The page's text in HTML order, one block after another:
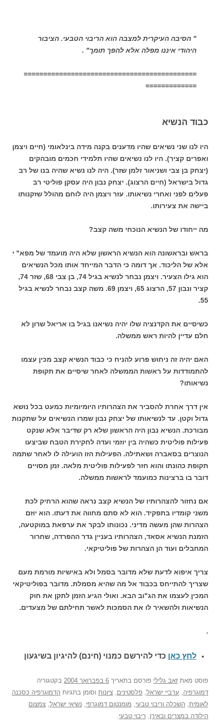
" הסיבה העיקרית למצבה הוא הריבוי הטבעי. הציבור
היהודי איננו מפלה אלא להפך תומך" .
============================================
=============
כבוד הנשיא
היו לנו שני נשיאים שהיו מדענים בקנה מידה בינלאומי (חיים ויצמן
ואפרים קציר). היו לנו נשיאים שהיו תלמידי חכמים מובהקים
(יצחק בן צבי ושניאור זלמן שזר). היה לנו נשיא שהיה בנו של רב
גדול בישראל (חיים הרצוג). יצחק נבון היה עסקן פוליטי רב
פעלים לפני ואחרי נשיאותו. עזר ויצמן היה לוחם מהולל שזקנותו
ביישה את צעירותו.
מה ייחודו של הנשיא הנוכחי משה קצב?
בראש ובראשונה הוא הנשיא הראשון שלא היה מועמד של מפא" י
אלא של הליכוד. אך דומה כי הדבר המייחד אותו מכל הנשיאים
הוא גילו הצעיר. ויצמן נבחר לנשיא בגיל 74, בן צבי 68, שזר 74,
קציר ונבון 57, הרצוג 65, ויצמן 69. משה קצב נבחר לנשיא בגיל
55.
כשיסיים את הקדנציה שלו יהיה נשיאנו בגיל בו אריאל שרון לא
חלם עדיין להיות ראש ממשלה.
האם יהיה זה ניחוש פרוע להניח כי כבוד הנשיא קצב מכין עצמו
להתמודדות על ראשות הממשלה לאחר שיסיים את תקופת
נשיאותו?
אין דרך אחרת להסביר את הצהרותיו היומיומיות כמעט בכל נושא
גדול וקטן. עד לנשיאותו של יצחק נבון שמרו הנשיאים על שתקנות
מבורכת. הנשיא נבון היה הראשון שלא רק שדיבר אלא שנקט
פעילות פוליטית כשהיה בין יוזמי ועדה לחקירת הטבח שביצעו
הנוצרים בסאברה ושאתילה. הפעילות הזו הועילה לו לאחר שתמה
תקופת כהונתו והוא חזר לפעילות פוליטית מלאה. זמן מסויים
דובר בו ברצינות כמועמד לראשות ממשלה.
אם נחזור להצהרותיו של הנשיא קצב נראה שהוא הרחיק לכת
משני קומדיו בתפקיד. הוא לא סתם מחווה את דעתו. הוא יוזם
הצהרות שהן מעשה מדיני. נכונותו לבקר את ערפאת במוקטעה,
הזמנת הנשיא אסאד, הצהרותיו בעניין גדר ההפרדה, שחרור
המחבלים ועוד הן הצהרות של פוליטיקאי.
צריך איפוא לדעת שלא מדובר בסמל ולא באישיות מורמת מעם
שצריך להתייחס בכבוד אל מה שהיא מסמלת. מדובר בפוליטיקאי
המכין לעצמו את הג"וב הבא. ואולי הגיע הזמן לתקן את חוק
הנשיאות ולהשאיר לו את הסמכות לאשר תחילתם של מצעדים.
.
לחץ כאן כדי להירשם כמנוי (חינם) להיגיון בשיגעון
פוסט מאת זאב גלילי פורסם בתאריך 6 בפברואר 2004
בקטגוריה
דמוגרפיה
ערביי ישראל פלסטינים ציונות וסומן בתגיות הדמוגרפיה כסכנה
לאומית השכלה וריבוי טבעי מומנטום דמוגרפי נשיאי ישראל צמצום
הילודה במצרים ובאירן
ריבוי טבעי